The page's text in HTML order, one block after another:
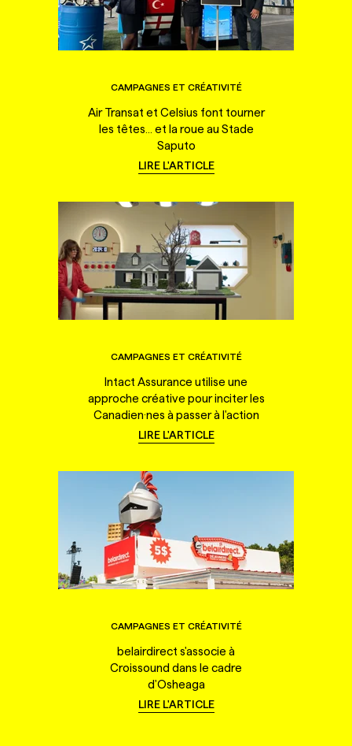
CAMPAGNES ET CRÉATIVITÉ
Air Transat et Celsius font tourner
les têtes... et la roue au Stade
Saputo
LIRE L'ARTICLE
CAMPAGNES ET CRÉATIVITÉ
Intact Assurance utilise une
approche créative pour inciter les
Canadien·nes à passer à l'action
LIRE L'ARTICLE
CAMPAGNES ET CRÉATIVITÉ
belairdirect s'associe à
Croissound dans le cadre
d'Osheaga
LIRE L'ARTICLE